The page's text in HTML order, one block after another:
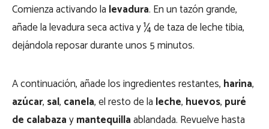
Comienza activando la levadura. En un tazón grande,
añade la levadura seca activa y ¼ de taza de leche tibia,
dejándola reposar durante unos 5 minutos.
A continuación, añade los ingredientes restantes, harina,
azúcar, sal, canela, el resto de la leche, huevos, puré
de calabazaymantequillaablandada. Revuelve hasta